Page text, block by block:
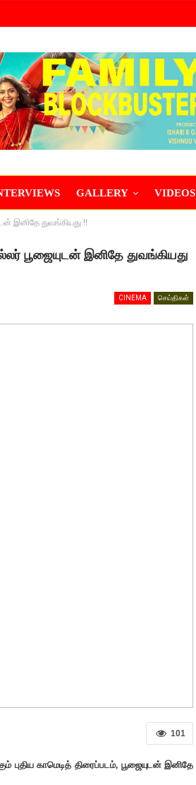
GALLERY VIDEOS
இனிதே துவங்கியது !!
பூஜையுடன் இனிதே துவங்கியது
CINEMA செய்திகள்
101
புதிய காமெடித் திரைப்படம், பூஜையுடன் இனிதே